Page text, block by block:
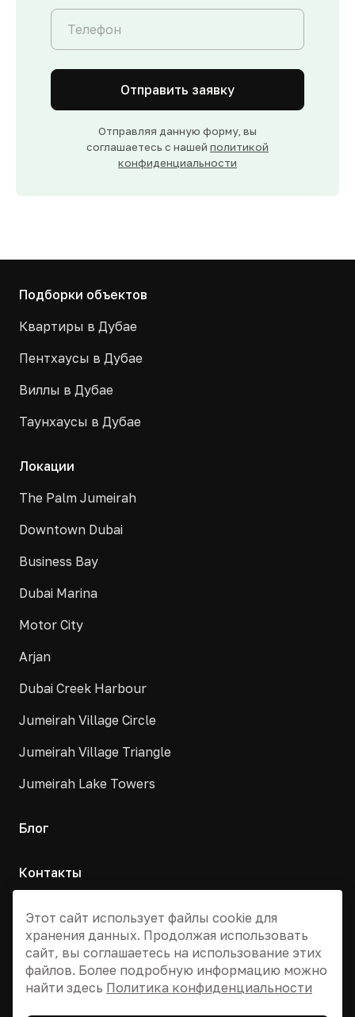
Отправить заявку
Отправляя данную форму, вы
соглашаетесь с нашей политикой
конфиденциальности
Подборки объектов
Квартиры в Дубае
Пентхаусы в Дубае
Виллы в Дубае
Таунхаусы в Дубае
Локации
The Palm Jumeirah
Downtown Dubai
Business Bay
Dubai Marina
Motor City
Arjan
Dubai Creek Harbour
Jumeirah Village Circle
Jumeirah Village Triangle
Jumeirah Lake Towers
Блог
Контакты
+7 495 955 13 12
info@dvizhdubai.ru
Этот сайт использует файлы cookie для
хранения данных. Продолжая использовать
сайт, вы соглашаетесь на использование этих
файлов. Более подробную информацию можно
найти здесь Политика конфиденциальности